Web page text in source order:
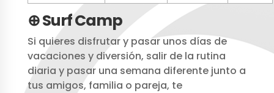
⊕ Surf Camp
Si quieres disfrutar y pasar unos días de
vacaciones y diversión, salir de la rutina
diaria y pasar una semana diferente junto a
tus amigos, familia o pareja, te